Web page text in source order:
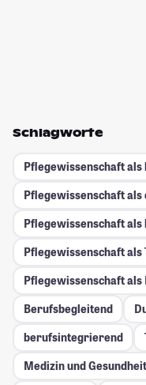
Schlagworte
Pflegewissenschaft
Pflegewissenschaft als
Pflegewissenschaft
Pflegewissenschaft als
Pflegewissenschaft
Berufsbegleitend
berufsintegrierend
Medizin und Gesundheit